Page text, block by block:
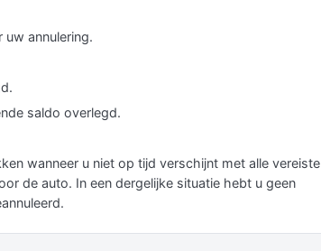
annulering.
saldo overlegd.
wanneer u niet op tijd verschijnt met alle vereiste
de auto. In een dergelijke situatie hebt u geen